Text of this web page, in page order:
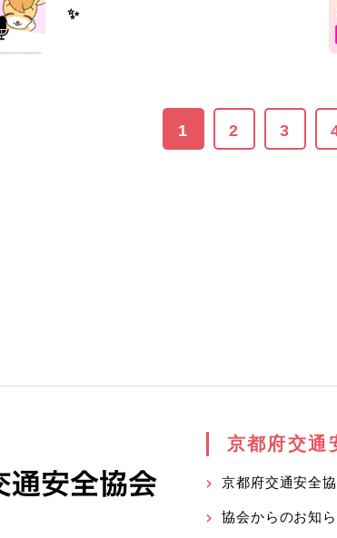
✨
1 2 3
京都府交通
京都府交通安全
協会からのお知